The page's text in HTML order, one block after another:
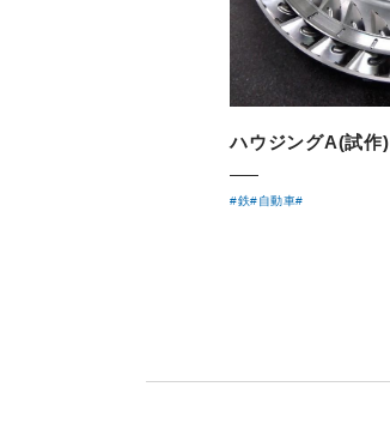
ハウジングA(試作)
#鉄#自動車#